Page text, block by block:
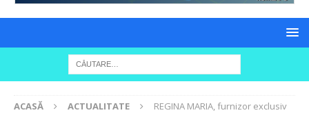
ACASĂ ACTUALITATE
REGINA MARIA, furnizor exclusiv